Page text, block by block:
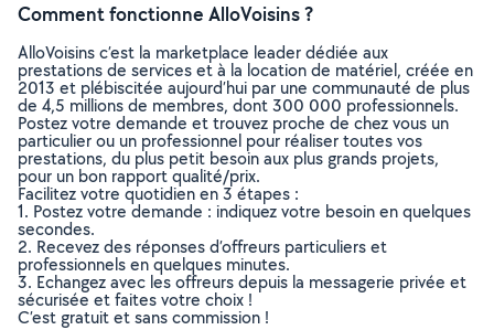
Comment fonctionne AlloVoisins ?
AlloVoisins c’est la marketplace leader dédiée aux
prestations de services et à la location de matériel, créée en
2013 et plébiscitée aujourd’hui par une communauté de plus
de 4,5 millions de membres, dont 300 000 professionnels.
Postez votre demande et trouvez proche de chez vous un
particulier ou un professionnel pour réaliser toutes vos
prestations, du plus petit besoin aux plus grands projets,
pour un bon rapport qualité/prix.
Facilitez votre quotidien en 3 étapes :
1. Postez votre demande : indiquez votre besoin en quelques
secondes.
2. Recevez des réponses d’offreurs particuliers et
professionnels en quelques minutes.
3. Echangez avec les offreurs depuis la messagerie privée et
sécurisée et faites votre choix !
C’est gratuit et sans commission !